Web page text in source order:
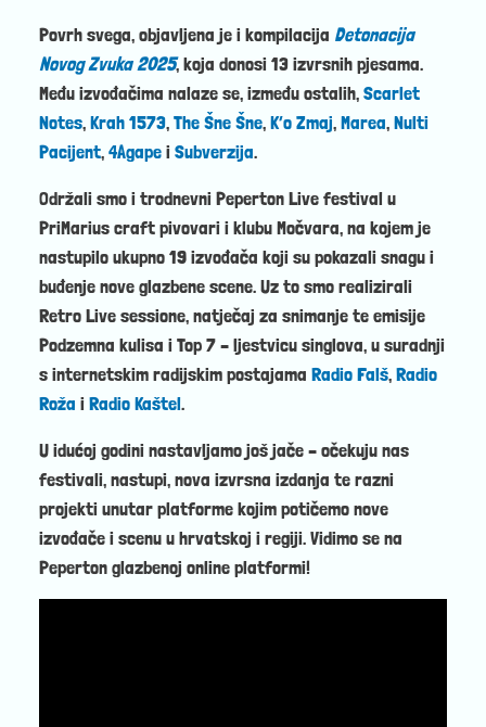
Povrh svega, objavljena je i kompilacija Detonacija
Novog Zvuka 2025, koja donosi 13 izvrsnih pjesama.
Među izvođačima nalaze se, između ostalih,Scarlet
Notes,Krah 1573,The Šne Šne,K’o Zmaj,Marea,Nulti
Pacijent,4AgapeiSubverzija.
Održali smo i trodnevni Peperton Live festival u
PriMarius craft pivovari i klubu Močvara, na kojem je
nastupilo ukupno 19 izvođača koji su pokazali snagu i
buđenje nove glazbene scene. Uz to smo realizirali
Retro Live sessione, natječaj za snimanje te emisije
Podzemna kulisa i Top 7 – ljestvicu singlova, u suradnji
s internetskim radijskim postajama Radio Falš,Radio
Roža iRadio Kaštel.
U idućoj godini nastavljamo još jače – očekuju nas
festivali, nastupi, nova izvrsna izdanja te razni
projekti unutar platforme kojim potičemo nove
izvođače i scenu u hrvatskoj i regiji. Vidimo se na
Peperton glazbenoj online platformi!